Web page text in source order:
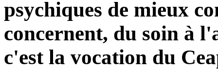
psychiques de mieux
concernent, du soin à
c'est la vocation du